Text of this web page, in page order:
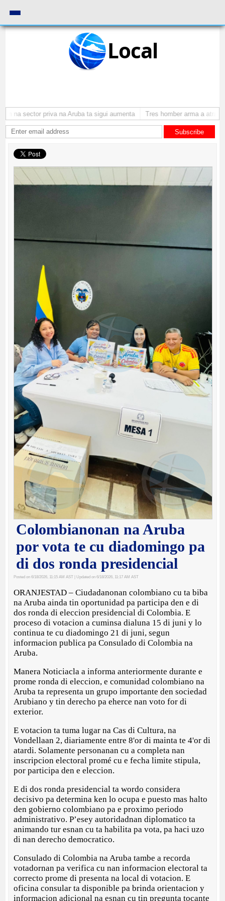
Local
na sector priva na Aruba ta sigui aumenta Tres homber arma a atraca
Subscribe
Colombianonan na Aruba
por vota te cu diadomingo pa
di dos ronda presidencial
Posted on 6/18/2026, 11:15 AM AST | Updated on 6/18/2026, 11:17 AM AST
ORANJESTAD – Ciudadanonan colombiano cu ta biba
na Aruba ainda tin oportunidad pa participa den e di
dos ronda di eleccion presidencial di Colombia. E
proceso di votacion a cuminsa dialuna 15 di juni y lo
continua te cu diadomingo 21 di juni, segun
informacion publica pa Consulado di Colombia na
Aruba.
Manera Noticiacla a informa anteriormente durante e
prome ronda di eleccion, e comunidad colombiano na
Aruba ta representa un grupo importante den sociedad
Arubiano y tin derecho pa eherce nan voto for di
exterior.
E votacion ta tuma lugar na Cas di Cultura, na
Vondellaan 2, diariamente entre 8'or di mainta te 4'or di
atardi. Solamente personanan cu a completa nan
inscripcion electoral promé cu e fecha limite stipula,
por participa den e eleccion.
E di dos ronda presidencial ta wordo considera
decisivo pa determina ken lo ocupa e puesto mas halto
den gobierno colombiano pa e proximo periodo
administrativo. P’esey autoridadnan diplomatico ta
animando tur esnan cu ta habilita pa vota, pa haci uzo
di nan derecho democratico.
Consulado di Colombia na Aruba tambe a recorda
votadornan pa verifica cu nan informacion electoral ta
correcto prome di presenta na local di votacion. E
oficina consular ta disponible pa brinda orientacion y
informacion adicional na esnan cu tin pregunta tocante